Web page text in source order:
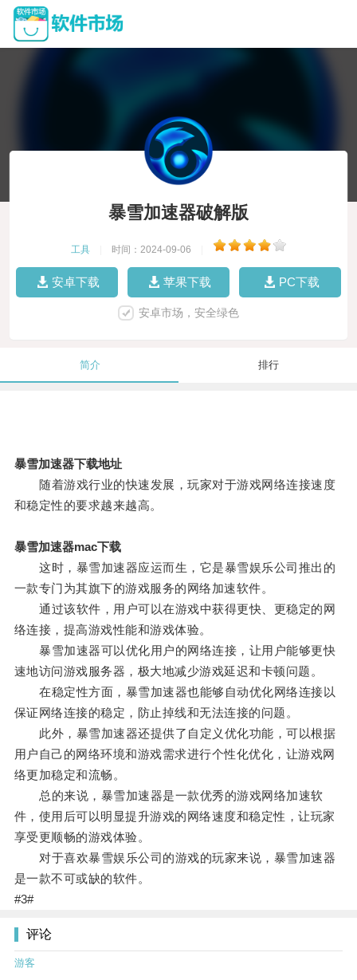
暴雪加速器破解版
工具 时间：2024-09-06
安卓下载 苹果下载 PC下载
安卓市场，安全绿色
简介 排行
暴雪加速器下载地址
随着游戏行业的快速发展，玩家对于游戏网络连接速度
和稳定性的要求越来越高。
暴雪加速器mac下载
这时，暴雪加速器应运而生，它是暴雪娱乐公司推出的
一款专门为其旗下的游戏服务的网络加速软件。
通过该软件，用户可以在游戏中获得更快、更稳定的网
络连接，提高游戏性能和游戏体验。
暴雪加速器可以优化用户的网络连接，让用户能够更快
速地访问游戏服务器，极大地减少游戏延迟和卡顿问题。
在稳定性方面，暴雪加速器也能够自动优化网络连接以
保证网络连接的稳定，防止掉线和无法连接的问题。
此外，暴雪加速器还提供了自定义优化功能，可以根据
用户自己的网络环境和游戏需求进行个性化优化，让游戏网
络更加稳定和流畅。
总的来说，暴雪加速器是一款优秀的游戏网络加速软
件，使用后可以明显提升游戏的网络速度和稳定性，让玩家
享受更顺畅的游戏体验。
对于喜欢暴雪娱乐公司的游戏的玩家来说，暴雪加速器
是一款不可或缺的软件。
#3#
评论
游客